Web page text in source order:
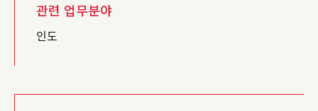
관련 업무분야
인도